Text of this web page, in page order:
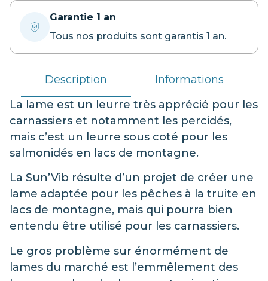
Garantie 1 an
Tous nos produits sont garantis 1 an.
Description
Informations
La lame est un leurre très apprécié pour les
carnassiers et notamment les percidés,
mais c’est un leurre sous coté pour les
salmonidés en lacs de montagne.
La Sun’Vib résulte d’un projet de créer une
lame adaptée pour les pêches à la truite en
lacs de montagne, mais qui pourra bien
entendu être utilisé pour les carnassiers.
Le gros problème sur énormément de
lames du marché est l’emmêlement des